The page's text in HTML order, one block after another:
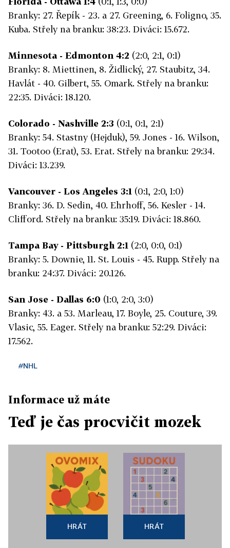
Branky: 27. Řepík - 23. a 27. Greening, 6. Foligno, 35.
Kuba. Střely na branku: 38:23. Diváci: 15.672.
Minnesota - Edmonton 4:2 (2:0, 2:1, 0:1)
Branky: 8. Miettinen, 8. Židlický, 27. Staubitz, 34.
Havlát - 40. Gilbert, 55. Omark. Střely na branku:
22:35. Diváci: 18.120.
Colorado - Nashville 2:3 (0:1, 0:1, 2:1)
Branky: 54. Stastny (Hejduk), 59. Jones - 16. Wilson,
31. Tootoo (Erat), 53. Erat. Střely na branku: 29:34.
Diváci: 13.239.
Vancouver - Los Angeles 3:1 (0:1, 2:0, 1:0)
Branky: 36. D. Sedin, 40. Ehrhoff, 56. Kesler - 14.
Clifford. Střely na branku: 35:19. Diváci: 18.860.
Tampa Bay - Pittsburgh 2:1 (2:0, 0:0, 0:1)
Branky: 5. Downie, 11. St. Louis - 45. Rupp. Střely na
branku: 24:37. Diváci: 20.126.
San Jose - Dallas 6:0 (1:0, 2:0, 3:0)
Branky: 43. a 53. Marleau, 17. Boyle, 25. Couture, 39.
Vlasic, 55. Eager. Střely na branku: 52:29. Diváci:
17.562.
#NHL
Informace už máte
Teď je čas procvičit mozek
HRÁT HRÁT